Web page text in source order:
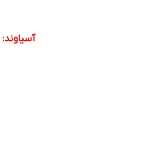
آسیاوند: